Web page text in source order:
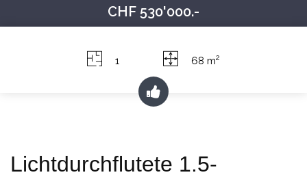
CHF 530'000.-
1 68 m2
Lichtdurchflutete 1.5-